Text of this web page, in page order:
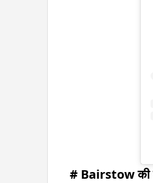
# Bairstow की